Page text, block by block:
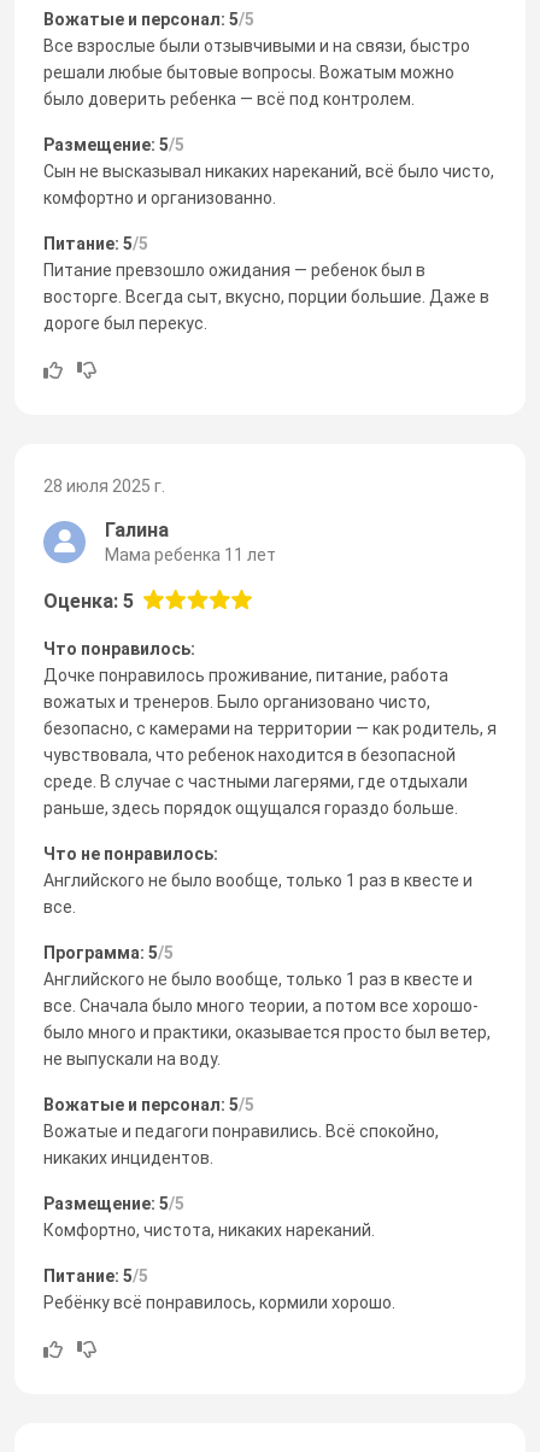
Вожатые и персонал: 5/5
Все взрослые были отзывчивыми и на связи, быстро
решали любые бытовые вопросы. Вожатым можно
было доверить ребенка — всё под контролем.
Размещение: 5/5
Сын не высказывал никаких нареканий, всё было чисто,
комфортно и организованно.
Питание: 5/5
Питание превзошло ожидания — ребенок был в
восторге. Всегда сыт, вкусно, порции большие. Даже в
дороге был перекус.
28 июля 2025 г.
Галина
Мама ребенка 11 лет
Оценка: 5
Что понравилось:
Дочке понравилось проживание, питание, работа
вожатых и тренеров. Было организовано чисто,
безопасно, с камерами на территории — как родитель, я
чувствовала, что ребенок находится в безопасной
среде. В случае с частными лагерями, где отдыхали
раньше, здесь порядок ощущался гораздо больше.
Что не понравилось:
Английского не было вообще, только 1 раз в квесте и
все.
Программа: 5/5
Английского не было вообще, только 1 раз в квесте и
все. Сначала было много теории, а потом все хорошо-
было много и практики, оказывается просто был ветер,
не выпускали на воду.
Вожатые и персонал: 5/5
Вожатые и педагоги понравились. Всё спокойно,
никаких инцидентов.
Размещение: 5/5
Комфортно, чистота, никаких нареканий.
Питание: 5/5
Ребёнку всё понравилось, кормили хорошо.